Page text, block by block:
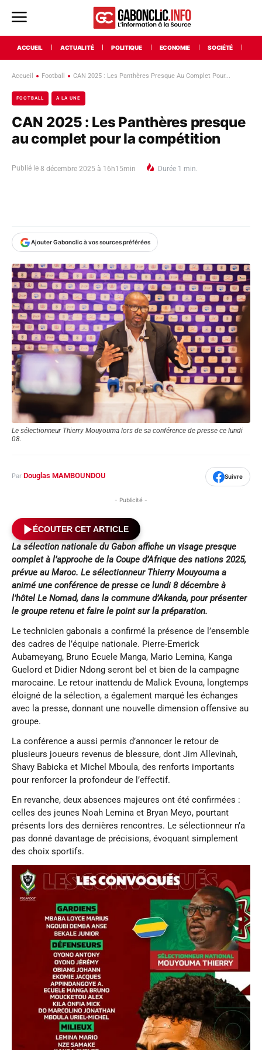
ACCUEIL ACTUALITÉ POLITIQUE ECONOMIE SOCIÉTÉ
Accueil Football CAN 2025 : Les Panthères Presque Au Complet Pour...
FOOTBALL A LA UNE
CAN 2025 : Les Panthères presque
au complet pour la compétition
Publié le 8 décembre 2025 à 16h15min Durée 1 min.
Ajouter Gabonclic à vos sources préférées
Le sélectionneur Thierry Mouyouma lors de sa conférence de presse ce lundi
08.
Par Douglas MAMBOUNDOU Suivre
- Publicité -
ÉCOUTER CET ARTICLE
La sélection nationale du Gabon affiche un visage presque
complet à l’approche de la Coupe d’Afrique des nations 2025,
prévue au Maroc. Le sélectionneur Thierry Mouyouma a
animé une conférence de presse ce lundi 8 décembre à
l’hôtel Le Nomad, dans la commune d’Akanda, pour présenter
le groupe retenu et faire le point sur la préparation.
Le technicien gabonais a confirmé la présence de l’ensemble
des cadres de l’équipe nationale. Pierre-Emerick
Aubameyang, Bruno Ecuele Manga, Mario Lemina, Kanga
Guelord et Didier Ndong seront bel et bien de la campagne
marocaine. Le retour inattendu de Malick Evouna, longtemps
éloigné de la sélection, a également marqué les échanges
avec la presse, donnant une nouvelle dimension offensive au
groupe.
La conférence a aussi permis d’annoncer le retour de
plusieurs joueurs revenus de blessure, dont Jim Allevinah,
Shavy Babicka et Michel Mboula, des renforts importants
pour renforcer la profondeur de l’effectif.
En revanche, deux absences majeures ont été confirmées :
celles des jeunes Noah Lemina et Bryan Meyo, pourtant
présents lors des dernières rencontres. Le sélectionneur n’a
pas donné davantage de précisions, évoquant simplement
des choix sportifs.